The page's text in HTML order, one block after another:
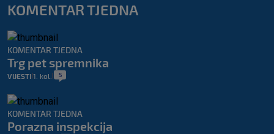
KOMENTAR TJEDNA
KOMENTAR TJEDNA
Trg pet spremnika
VIJESTI 1. kol. 5
KOMENTAR TJEDNA
Porazna inspekcija